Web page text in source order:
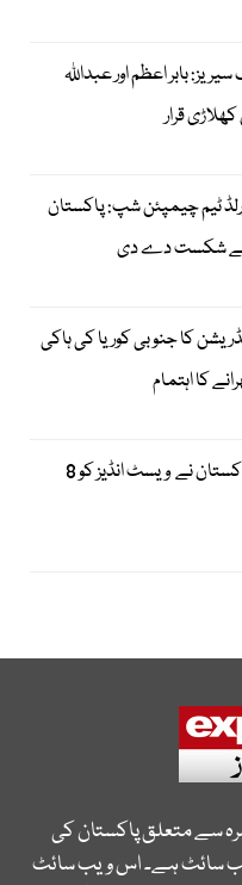
بابر اعظم اور عبداللہ
قرار
ٹیم چیمپئن شپ: پاکستان
کا جنوبی کوریا کی ہاکی
کا اہتمام
دوسرا ٹیسٹ میچ: پاکستان نے ویسٹ انڈیز کو 8
سے متعلق پاکستان کی
سائٹ ہے۔ اس ویب سائٹ